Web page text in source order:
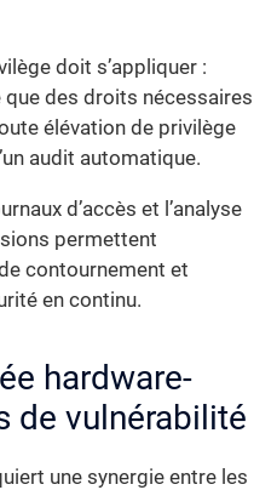
doit s’appliquer :
des droits nécessaires
élévation de privilège
audit automatique.
d’accès et l’analyse
permettent
contournement et
en continu.
hardware-
de vulnérabilité
une synergie entre les